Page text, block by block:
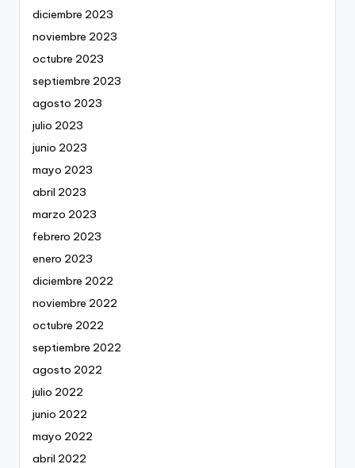
diciembre 2023
noviembre 2023
octubre 2023
septiembre 2023
agosto 2023
julio 2023
junio 2023
mayo 2023
abril 2023
marzo 2023
febrero 2023
enero 2023
diciembre 2022
noviembre 2022
octubre 2022
septiembre 2022
agosto 2022
julio 2022
junio 2022
mayo 2022
abril 2022